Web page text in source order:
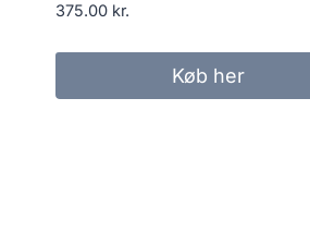
375.00 kr.
Køb her